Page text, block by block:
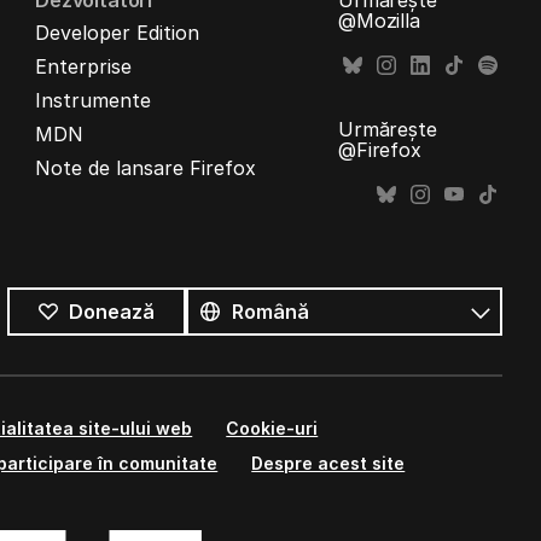
Developer Edition
Enterprise
Instrumente
MDN
Note de lansare Firefox
@Mozilla
Urmărește
@Firefox
Donează
limbile
Limbă
site-ului web
Cookie-uri
în comunitate
Despre acest site